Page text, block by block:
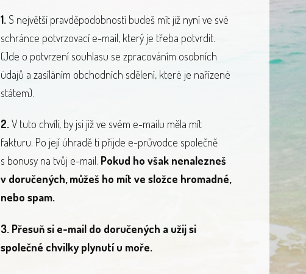
1.S největší pravděpodobností budeš mít již nyní ve své
schránce potvrzovací e-mail, který je třeba potvrdit.
(Jde o potvrzení souhlasu se zpracováním osobních
údajů a zasíláním obchodních sdělení, které je nařízené
státem).
2.V tuto chvíli, by jsi již ve svém e-mailu měla mít
fakturu. Po její úhradě ti přijde e-průvodce společně
s bonusy na tvůj e-mail. Pokud ho však nenalezneš
v doručených, můžeš ho mít ve složce hromadné,
nebo spam.
3. Přesuň si e-mail do doručených a užij si
společné chvilky plynutí u moře.